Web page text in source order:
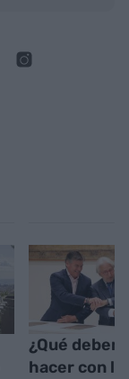
¿Qué
hacer con